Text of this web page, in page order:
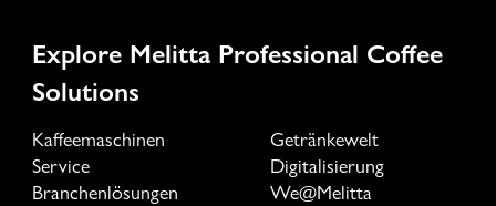
Explore Melitta Professional Coffee
Solutions
Kaffeemaschinen
Getränkewelt
Service
Digitalisierung
Branchenlösungen
We@Melitta